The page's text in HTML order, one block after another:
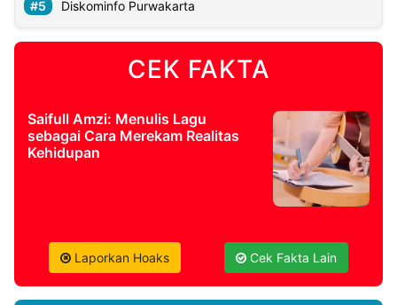
Diskominfo Purwakarta
CEK FAKTA
Saifull Amzi: Menulis Lagu
sebagai Cara Merekam Realitas
Kehidupan
Laporkan Hoaks Cek Fakta Lain